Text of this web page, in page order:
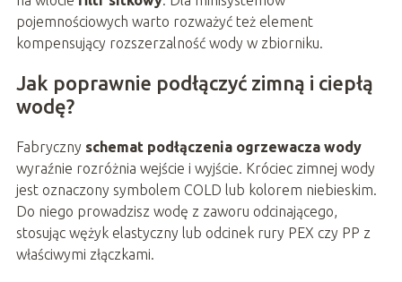
pojemnościowych warto rozważyć też element
kompensujący rozszerzalność wody w zbiorniku.
Jak poprawnie podłączyć zimną i ciepłą
wodę?
Fabryczny schemat podłączenia ogrzewacza wody
wyraźnie rozróżnia wejście i wyjście. Króciec zimnej wody
jest oznaczony symbolem COLD lub kolorem niebieskim.
Do niego prowadzisz wodę z zaworu odcinającego,
stosując wężyk elastyczny lub odcinek rury PEX czy PP z
właściwymi złączkami.